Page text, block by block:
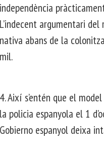
independència
L’indecent argumentari
nativa abans de la
mil.
4. Així s’entén que el
la policia espanyola el 1
Gobierno espanyol deixa